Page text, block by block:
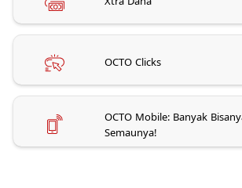
OCTO Clicks
OCTO Mobile: Banyak
Semaunya!